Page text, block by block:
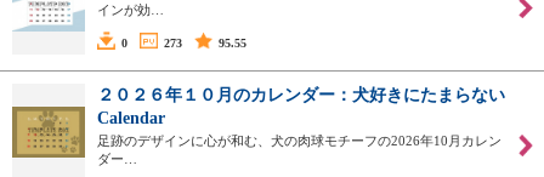
インが効…
0 273 95.55
２０２６年１０月のカレンダー：犬好きにたまらない
Calendar
足跡のデザインに心が和む、犬の肉球モチーフの2026年10月カレン
ダー…